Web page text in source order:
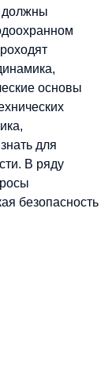
должны
основы
для
В ряду
безопасность